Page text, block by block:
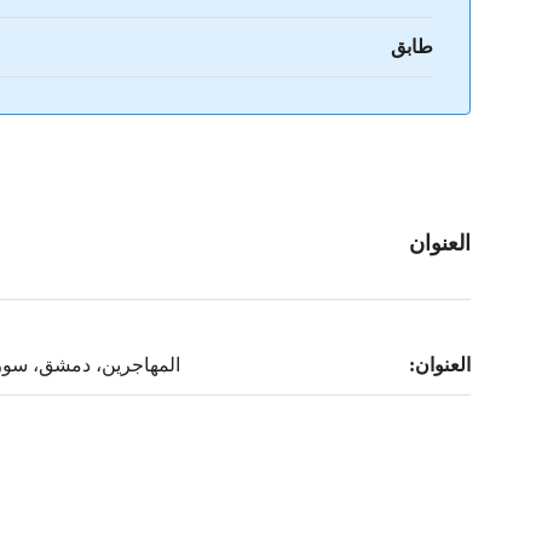
طابق
العنوان
العنوان: المهاجرين، دمشق،